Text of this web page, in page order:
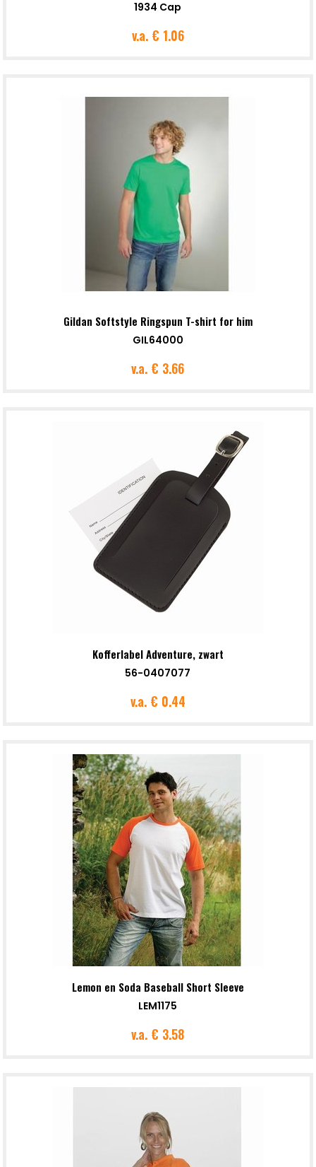
1934 Cap
v.a.€ 1.06
Gildan Softstyle Ringspun T-shirt for him
GIL64000
v.a. € 3.66
Kofferlabel Adventure, zwart
56-0407077
v.a.€ 0.44
Lemon en Soda Baseball Short Sleeve
LEM1175
v.a. € 3.58